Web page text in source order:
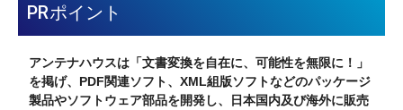
PRポイント
アンテナハウスは「文書変換を自在に、可能性を無限に！」
を掲げ、PDF関連ソフト、XML組版ソフトなどのパッケージ
製品やソフトウェア部品を開発し、日本国内及び海外に販売